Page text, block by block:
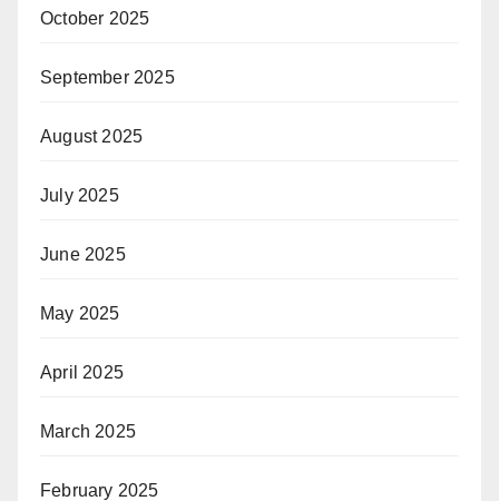
October 2025
September 2025
August 2025
July 2025
June 2025
May 2025
April 2025
March 2025
February 2025